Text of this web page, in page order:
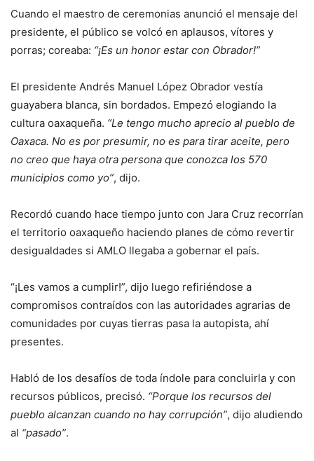
Cuando el maestro de ceremonias anunció el mensaje del
presidente, el público se volcó en aplausos, vítores y
porras; coreaba: “¡Es un honor estar con Obrador!”
El presidente Andrés Manuel López Obrador vestía
guayabera blanca, sin bordados. Empezó elogiando la
cultura oaxaqueña. “Le tengo mucho aprecio al pueblo de
Oaxaca. No es por presumir, no es para tirar aceite, pero
no creo que haya otra persona que conozca los 570
municipios como yo”, dijo.
Recordó cuando hace tiempo junto con Jara Cruz recorrían
el territorio oaxaqueño haciendo planes de cómo revertir
desigualdades si AMLO llegaba a gobernar el país.
“¡Les vamos a cumplir!”, dijo luego refiriéndose a
compromisos contraídos con las autoridades agrarias de
comunidades por cuyas tierras pasa la autopista, ahí
presentes.
Habló de los desafíos de toda índole para concluirla y con
recursos públicos, precisó. “Porque los recursos del
pueblo alcanzan cuando no hay corrupción”, dijo aludiendo
al “pasado”.